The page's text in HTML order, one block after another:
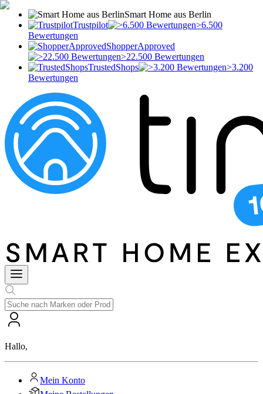
Smart Home aus Berlin
Trustpilot
>6.500
Bewertungen
ShopperApproved
>22.500 Bewertungen
TrustedShops
>3.200
Bewertungen
Hallo,
Mein Konto